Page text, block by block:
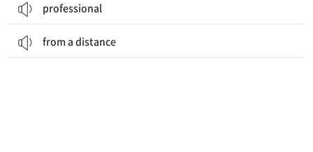
professional
from a distance